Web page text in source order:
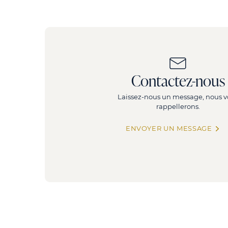
Contactez-nous
Laissez-nous un message, nous
rappellerons.
ENVOYER UN MESSAGE